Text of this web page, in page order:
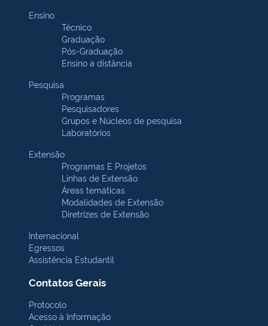
Ensino
Técnico
Graduação
Pós-Graduação
Ensino a distância
Pesquisa
Programas
Pesquisadores
Grupos e Núcleos de pesquisa
Laboratórios
Extensão
Programas E Projetos
Linhas de Extensão
Áreas temáticas
Modalidades de Extensão
Diretrizes de Extensão
Internacional
Egressos
Assistência Estudantil
Contatos Gerais
Protocolo
Acesso à Informação